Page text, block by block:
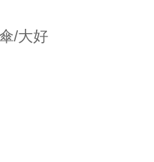
/大好